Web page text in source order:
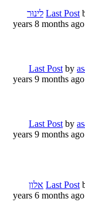
Last Post לינוּר
Last Post by
Last Post by
Last Post אלון